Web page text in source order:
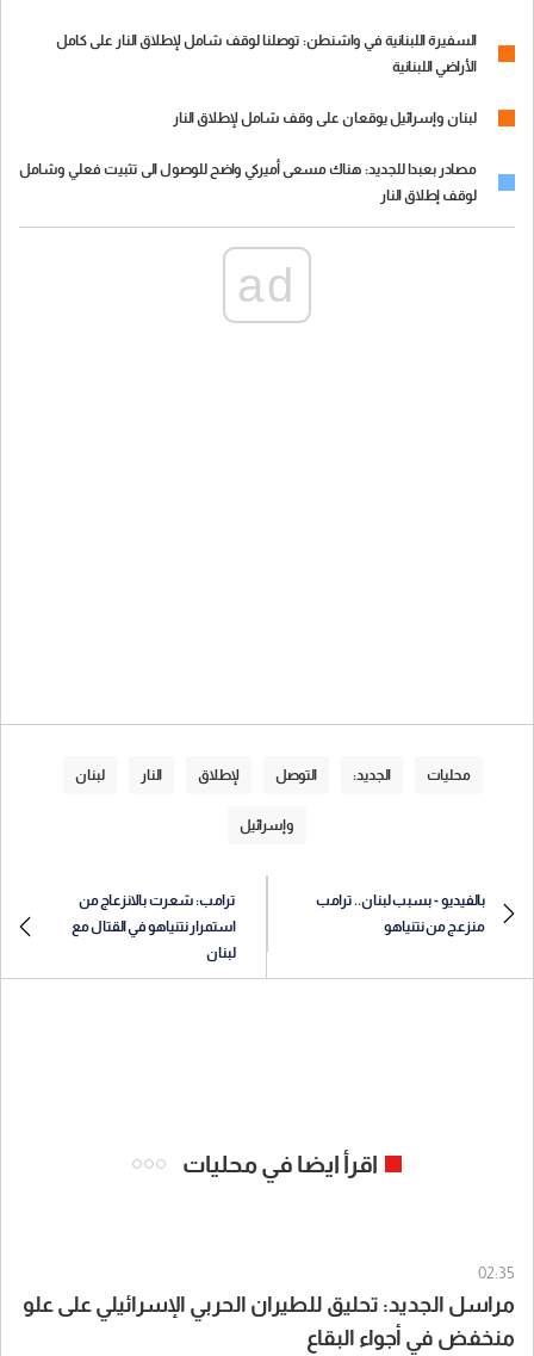
السفيرة اللبنانية في واشنطن: توصلنا لوقف شامل لإطلاق النار على كامل
الأراضي اللبنانية
لبنان وإسرائيل يوقعان على وقف شامل لإطلاق النار
مصادر بعبدا للجديد: هناك مسعى أميركي واضح للوصول الى تثبيت فعلي وشامل
لوقف إطلاق النار
ad
محليات الجديد: التوصل لإطلاق النار لبنان
وإسرائيل
بالفيديو - بسبب لبنان.. ترامب
منزعج من نتنياهو
ترامب: شعرت بالانزعاج من
استمرار نتنياهو في القتال مع
لبنان
اقرأ ايضا في محليات
02:35
مراسل الجديد: تحليق للطيران الحربي الإسرائيلي على علو
منخفض في أجواء البقاع